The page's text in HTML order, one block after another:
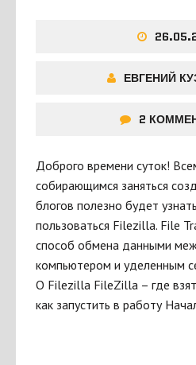
ЕВГЕНИЙ
2
Доброго времени суток!
собирающимся заняться
блогов полезно будет
пользоваться Filezilla. File
способ обмена данными
компьютером и уделенным
О Filezilla FileZilla – где
как запустить в работу